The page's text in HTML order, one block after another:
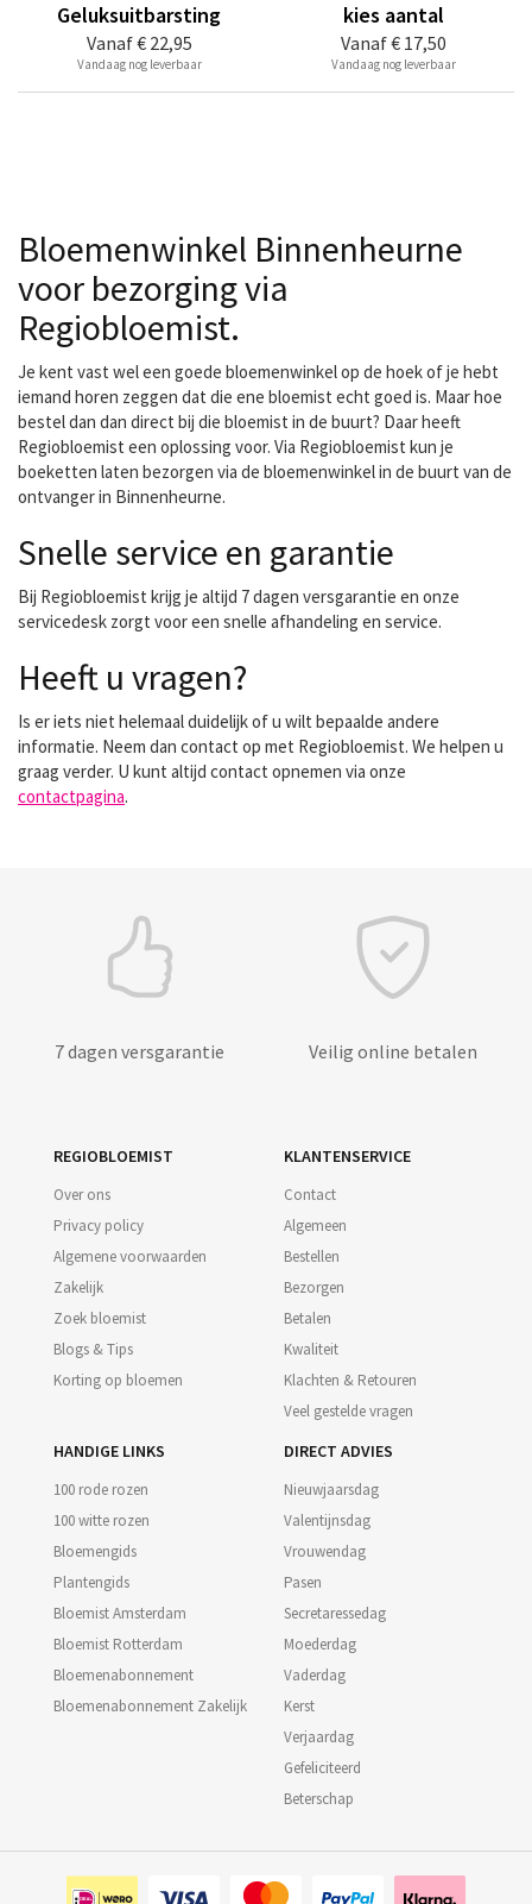
Vanaf€ 22,95
Geluksuitbarsting
Vandaag nog leverbaar
Vanaf€ 17,50
kies aantal
Vandaag nog leverbaar
Bloemenwinkel Binnenheurne
voor bezorging via
Regiobloemist.
Je kent vast wel een goede bloemenwinkel op de hoek of je hebt
iemand horen zeggen dat die ene bloemist echt goed is. Maar hoe
bestel dan dan direct bij die bloemist in de buurt? Daar heeft
Regiobloemist een oplossing voor. Via Regiobloemist kun je
boeketten laten bezorgen via de bloemenwinkel in de buurt van de
ontvanger in Binnenheurne.
Snelle service en garantie
Bij Regiobloemist krijg je altijd 7 dagen versgarantie en onze
servicedesk zorgt voor een snelle afhandeling en service.
Heeft u vragen?
Is er iets niet helemaal duidelijk of u wilt bepaalde andere
informatie. Neem dan contact op met Regiobloemist. We helpen u
graag verder. U kunt altijd contact opnemen via onze
contactpagina.
7 dagen versgarantie Veilig online betalen
REGIOBLOEMIST
Over ons
Privacy policy
Algemene voorwaarden
Zakelijk
Zoek bloemist
Blogs & Tips
Korting op bloemen
KLANTENSERVICE
Contact
Algemeen
Bestellen
Bezorgen
Betalen
Kwaliteit
Klachten & Retouren
Veel gestelde vragen
HANDIGE LINKS
100 rode rozen
100 witte rozen
Bloemengids
Plantengids
Bloemist Amsterdam
Bloemist Rotterdam
Bloemenabonnement
Bloemenabonnement Zakelijk
DIRECT ADVIES
Nieuwjaarsdag
Valentijnsdag
Vrouwendag
Pasen
Secretaressedag
Moederdag
Vaderdag
Kerst
Verjaardag
Gefeliciteerd
Beterschap